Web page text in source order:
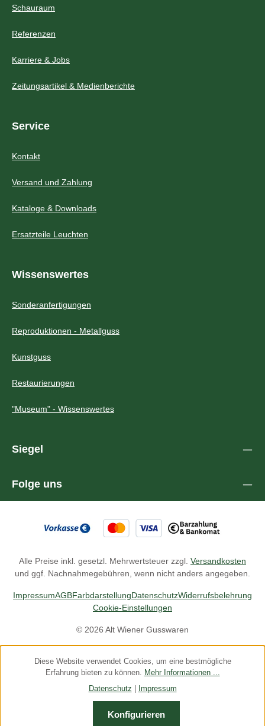
Schauraum
Referenzen
Karriere & Jobs
Zeitungsartikel & Medienberichte
Service
Kontakt
Versand und Zahlung
Kataloge & Downloads
Ersatzteile Leuchten
Wissenswertes
Sonderanfertigungen
Reproduktionen - Metallguss
Kunstguss
Restaurierungen
"Museum" - Wissenswertes
Siegel
Folge uns
Alle Preise inkl. gesetzl. Mehrwertsteuer zzgl. Versandkosten
und ggf. Nachnahmegebühren, wenn nicht anders angegeben.
© 2026 Alt Wiener Gusswaren
ImpressumAGBFarbdarstellungDatenschutzWiderrufsbelehrung
Cookie-Einstellungen
Diese Website verwendet Cookies, um eine bestmögliche
Erfahrung bieten zu können. Mehr Informationen ...
Datenschutz
Impressum
Konfigurieren